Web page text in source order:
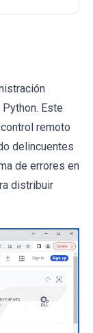
Este
remoto
delincuentes
de errores en
distribuir